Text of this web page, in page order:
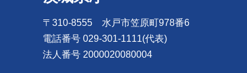
〒310-8555 水戸市笠原町978番6
電話番号 029-301-1111(代表)
法人番号 2000020080004